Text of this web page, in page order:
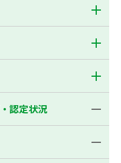
認定状況